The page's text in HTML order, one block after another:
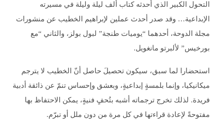
التحول الكبير الذي أحدثه كتاب ألف ليلة وليلة في مسيرته
الإبداعية… وقد صدر أحدث عملين لإبراهيم الخطيب عن منشورات
مجلة الدوحة، أحدهما “يوميات طنجة” لبول بولز، والثاني “مع
بورخيس” لألبرتو مانغويل.
استحضارا لما سبق، سيكون تحصيلَ حاصل أنّ الخطيب لا يترجم
ميكانيكيا، وإنما بلمسةٍ إبداعيةٍ، وبعشق وإحساس تنمّ عن ذائقة أدبية
فريدة. لذلك تخرج ترجماته أشبه بتُحفٍ فنيةٍ، يمكن الاحتفاظ بها
مفتوحةً لإعادة قراءتها في كل مرة من دون ملل أو تبرّم.